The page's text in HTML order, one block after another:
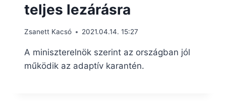
teljes lezárásra
Zsanett Kacsó 2021.04.14. 15:27
A miniszterelnök szerint az országban jól
működik az adaptív karantén.